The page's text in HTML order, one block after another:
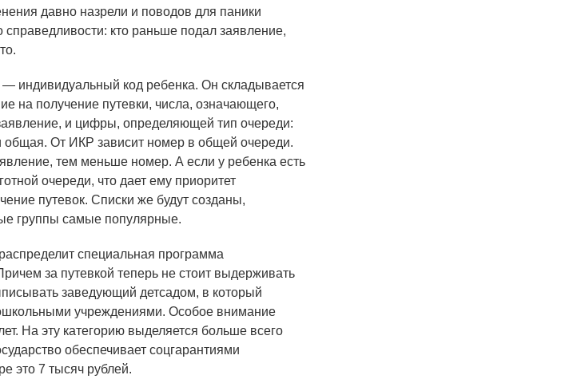
давно назрели и поводов для паники
справедливости: кто раньше подал заявление,
индивидуальный код ребенка. Он складывается
на получение путевки, числа, означающего,
и цифры, определяющей тип очереди:
общая. От ИКР зависит номер в общей очереди.
тем меньше номер. А если у ребенка есть
очереди, что дает ему приоритет
путевок. Списки же будут созданы,
группы самые популярные.
специальная программа
за путевкой теперь не стоит выдерживать
заведующий детсадом, в который
учреждениями. Особое внимание
На эту категорию выделяется больше всего
обеспечивает соцгарантиями
это 7 тысяч рублей.